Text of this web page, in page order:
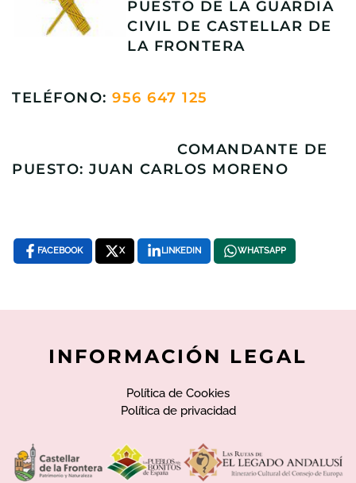
PUESTO DE LA GUARDIA
CIVIL DE CASTELLAR DE
LA FRONTERA
TELÉFONO: 956 647 125
COMANDANTE DE
PUESTO: JUAN CARLOS MORENO
FACEBOOK X LINKEDIN WHATSAPP
INFORMACIÓN LEGAL
Política de Cookies
Política de privacidad